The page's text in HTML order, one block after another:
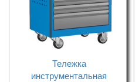
Тележка
инструментальная